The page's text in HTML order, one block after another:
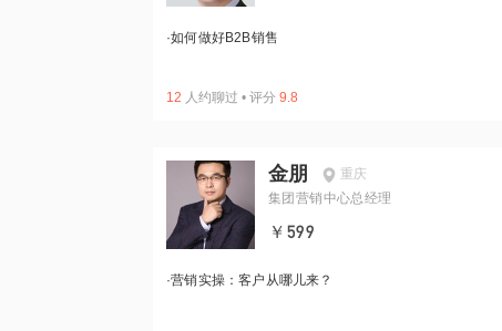
·如何做好B2B销售
12 人约聊过 • 评分 9.8
金朋
重庆
集团营销中心总经理
￥599
·营销实操：客户从哪儿来？